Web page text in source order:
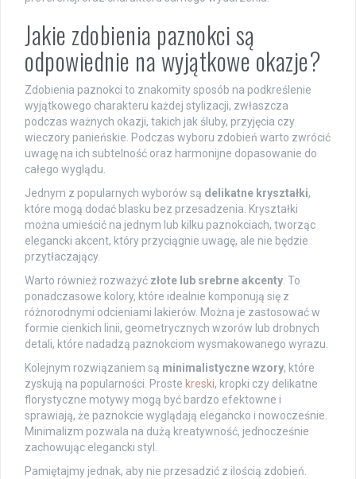
Jakie zdobienia paznokci są
odpowiednie na wyjątkowe okazje?
Zdobienia paznokci to znakomity sposób na podkreślenie
wyjątkowego charakteru każdej stylizacji, zwłaszcza
podczas ważnych okazji, takich jak śluby, przyjęcia czy
wieczory panieńskie. Podczas wyboru zdobień warto zwrócić
uwagę na ich subtelność oraz harmonijne dopasowanie do
całego wyglądu.
Jednym z popularnych wyborów są delikatne kryształki,
które mogą dodać blasku bez przesadzenia. Kryształki
można umieścić na jednym lub kilku paznokciach, tworząc
elegancki akcent, który przyciągnie uwagę, ale nie będzie
przytłaczający.
Warto również rozważyć złote lub srebrne akcenty . To
ponadczasowe kolory, które idealnie komponują się z
różnorodnymi odcieniami lakierów. Można je zastosować w
formie cienkich linii, geometrycznych wzorów lub drobnych
detali, które nadadzą paznokciom wysmakowanego wyrazu.
Kolejnym rozwiązaniem są minimalistyczne wzory, które
zyskują na popularności. Proste kreski, kropki czy delikatne
florystyczne motywy mogą być bardzo efektowne i
sprawiają, że paznokcie wyglądają elegancko i nowocześnie.
Minimalizm pozwala na dużą kreatywność, jednocześnie
zachowując elegancki styl.
Pamiętajmy jednak, aby nie przesadzić z ilością zdobień.